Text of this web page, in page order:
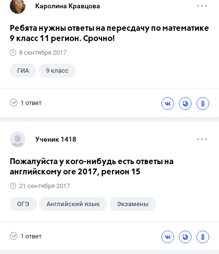
Каролина Кравцова
Ребята нужны ответы на пересдачу по математике
9 класс 11 регион. Срочно!
8 сентября 2017
ГИА 9 класс
1 ответ
Ученик 1418
Пожалуйста у кого-нибудь есть ответы на
английскому оге 2017, регион 15
21 сентября 2017
ОГЭ Английский язык Экзамены
1 ответ